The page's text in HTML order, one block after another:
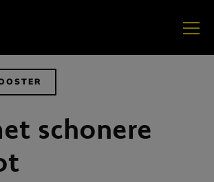
werken
schonere